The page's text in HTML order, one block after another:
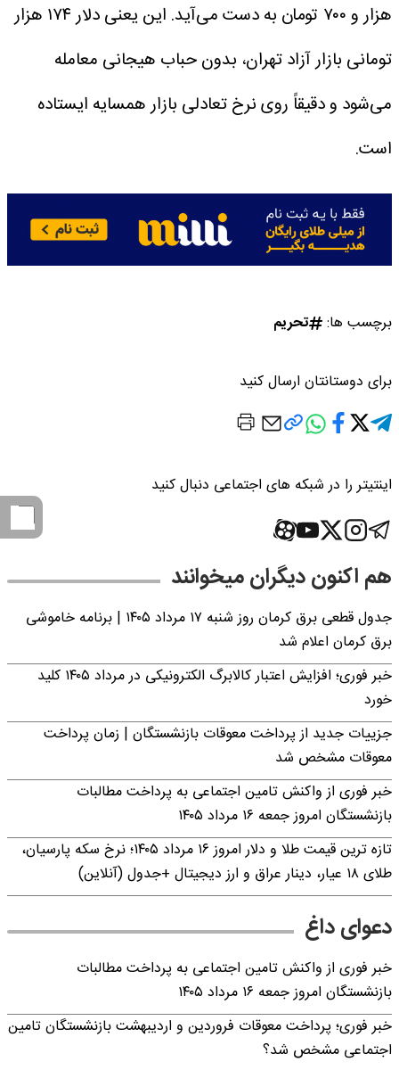
هزار و ۷۰۰ تومان به دست می‌آید.
این یعنی دلار ۱۷۴ هزار
تومانی بازار آزاد تهران، بدون حباب هیجانی معامله
می‌شود و دقیقاً روی نرخ تعادلی بازار همسایه ایستاده
است.
برچسب ها: تحریم
برای دوستانتان ارسال کنید
اینتیتر را در شبکه های اجتماعی دنبال کنید
هم اکنون دیگران میخوانند
جدول قطعی برق کرمان روز شنبه ۱۷ مرداد ۱۴۰۵ | برنامه خاموشی
برق کرمان اعلام شد
خبر فوری؛ افزایش اعتبار کالابرگ الکترونیکی در مرداد ۱۴۰۵ کلید
خورد
جزییات جدید از پرداخت معوقات بازنشستگان | زمان پرداخت
معوقات مشخص شد
خبر فوری از واکنش تامین اجتماعی به پرداخت مطالبات
بازنشستگان امروز جمعه ۱۶ مرداد ۱۴۰۵
تازه ترین قیمت طلا و دلار امروز ۱۶ مرداد ۱۴۰۵؛ نرخ سکه پارسیان،
طلای ۱۸ عیار، دینار عراق و ارز دیجیتال +جدول (آنلاین)
دعوای داغ
خبر فوری از واکنش تامین اجتماعی به پرداخت مطالبات
بازنشستگان امروز جمعه ۱۶ مرداد ۱۴۰۵
خبر فوری؛ پرداخت معوقات فروردین و اردیبهشت بازنشستگان تامین
اجتماعی مشخص شد؟